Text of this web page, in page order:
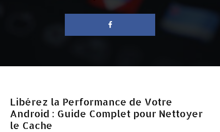
Libérez la Performance de Votre
Android : Guide Complet pour Nettoyer
le Cache